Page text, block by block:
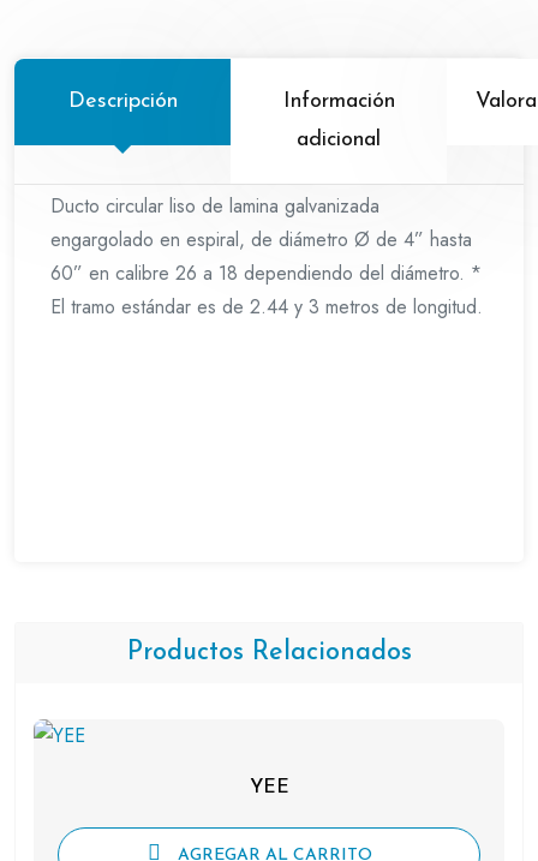
Descripción
Información
adicional
Ducto circular liso de lamina galvanizada
engargolado en espiral, de diámetro Ø de 4” hasta
60” en calibre 26 a 18 dependiendo del diámetro. *
El tramo estándar es de 2.44 y 3 metros de longitud.
Productos Relacionados
YEE
AGREGAR AL CARRITO